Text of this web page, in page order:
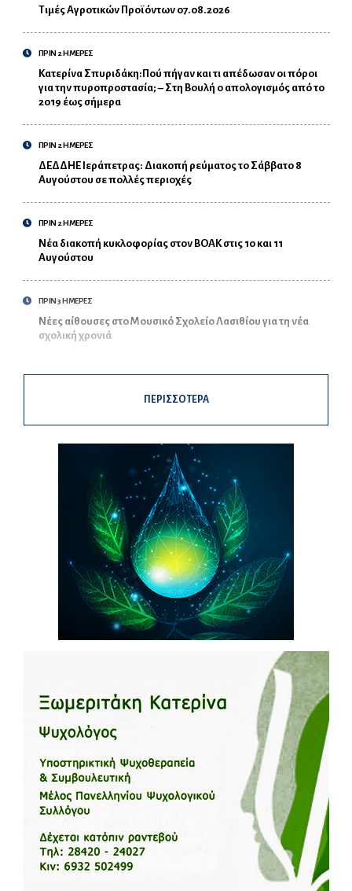
Τιμές Αγροτικών Προϊόντων 07.08.2026
ΠΡΙΝ 2 ΗΜΕΡΕΣ
Κατερίνα Σπυριδάκη:Πού πήγαν και τι απέδωσαν οι πόροι
για την πυροπροστασία; – Στη Βουλή ο απολογισμός από το
2019 έως σήμερα
ΠΡΙΝ 2 ΗΜΕΡΕΣ
ΔΕΔΔΗΕ Ιεράπετρας: Διακοπή ρεύματος το Σάββατο 8
Αυγούστου σε πολλές περιοχές
ΠΡΙΝ 2 ΗΜΕΡΕΣ
Νέα διακοπή κυκλοφορίας στον ΒΟΑΚ στις 10 και 11
Αυγούστου
ΠΡΙΝ 3 ΗΜΕΡΕΣ
Νέες αίθουσες στο Μουσικό Σχολείο Λασιθίου για τη νέα
σχολική χρονιά
ΠΕΡΙΣΣΟΤΕΡΑ